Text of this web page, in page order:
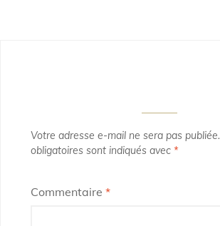
Votre adresse e-mail ne sera pas publiée.
obligatoires sont indiqués avec *
Commentaire *